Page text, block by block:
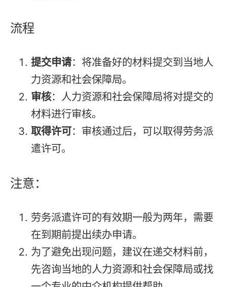
流程
提交申请：将准备好的材料提交到当地人
力资源和社会保障局。
审核：人力资源和社会保障局将对提交的
材料进行审核。
取得许可：审核通过后，可以取得劳务派
遣许可。
注意：
劳务派遣许可的有效期一般为两年，需要
在到期前提出续办申请。
为了避免出现问题，建议在递交材料前，
先咨询当地的人力资源和社会保障局或找